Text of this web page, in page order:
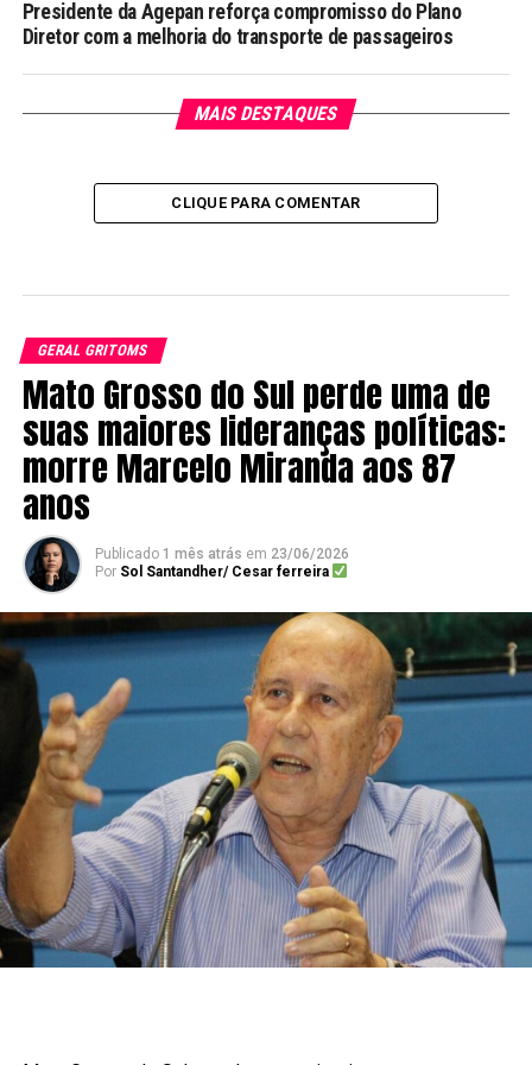
Presidente da Agepan reforça compromisso do Plano
Diretor com a melhoria do transporte de passageiros
MAIS DESTAQUES
CLIQUE PARA COMENTAR
GERAL GRITOMS
Mato Grosso do Sul perde uma de
suas maiores lideranças políticas:
morre Marcelo Miranda aos 87
anos
Publicado 1 mês atrás em 23/06/2026
Por Sol Santandher/ Cesar ferreira